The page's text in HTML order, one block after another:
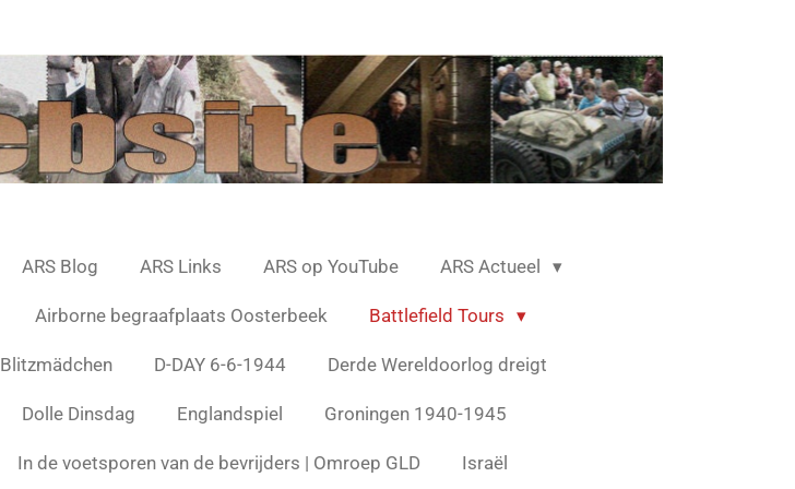
ARS Blog ARS Links ARS op YouTube ARS Actueel
Airborne begraafplaats Oosterbeek Battlefield Tours
Blitzmädchen D-DAY 6-6-1944 Derde Wereldoorlog dreigt
Dolle Dinsdag Englandspiel Groningen 1940-1945
In de voetsporen van de bevrijders | Omroep GLD Israël